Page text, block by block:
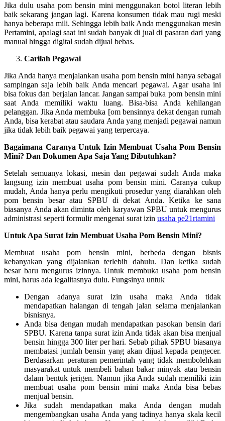
Jika dulu usaha pom bensin mini menggunakan botol literan lebih
baik sekarang jangan lagi. Karena konsumen tidak mau rugi meski
hanya beberapa mili. Sehingga lebih baik Anda menggunakan mesin
Pertamini, apalagi saat ini sudah banyak di jual di pasaran dari yang
manual hingga digital sudah dijual bebas.
Carilah Pegawai
Jika Anda hanya menjalankan usaha pom bensin mini hanya sebagai
sampingan saja lebih baik Anda mencari pegawai. Agar usaha ini
bisa fokus dan berjalan lancar. Jangan sampai buka pom bensin mini
saat Anda memiliki waktu luang. Bisa-bisa Anda kehilangan
pelanggan. Jika Anda membuka [om bensinnya dekat dengan rumah
Anda, bisa kerabat atau saudara Anda yang menjadi pegawai namun
jika tidak lebih baik pegawai yang terpercaya.
Bagaimana Caranya Untuk Izin Membuat Usaha Pom Bensin
Mini? Dan Dokumen Apa Saja Yang Dibutuhkan?
Setelah semuanya lokasi, mesin dan pegawai sudah Anda maka
langsung izin membuat usaha pom bensin mini. Caranya cukup
mudah, Anda hanya perlu mengikuti prosedur yang diarahkan oleh
pom bensin besar atau SPBU di dekat Anda. Ketika ke sana
biasanya Anda akan diminta oleh karyawan SPBU untuk mengurus
administrasi seperti formulir mengenai surat izin usaha pe21rtamini
Untuk Apa Surat Izin Membuat Usaha Pom Bensin Mini?
Membuat usaha pom bensin mini, berbeda dengan bisnis
kebanyakan yang dijalankan terlebih dahulu. Dan ketika sudah
besar baru mengurus izinnya. Untuk membuka usaha pom bensin
mini, harus ada legalitasnya dulu. Fungsinya untuk
Dengan adanya surat izin usaha maka Anda tidak
mendapatkan halangan di tengah jalan selama menjalankan
bisnisnya.
Anda bisa dengan mudah mendapatkan pasokan bensin dari
SPBU. Karena tanpa surat izin Anda tidak akan bisa menjual
bensin hingga 300 liter per hari. Sebab pihak SPBU biasanya
membatasi jumlah bensin yang akan dijual kepada pengecer.
Berdasarkan peraturan pemerintah yang tidak membolehkan
masyarakat untuk membeli bahan bakar minyak atau bensin
dalam bentuk jerigen. Namun jika Anda sudah memiliki izin
membuat usaha pom bensin mini maka Anda bisa bebas
menjual bensin.
Jika sudah mendapatkan maka Anda dengan mudah
mengembangkan usaha Anda yang tadinya hanya skala kecil